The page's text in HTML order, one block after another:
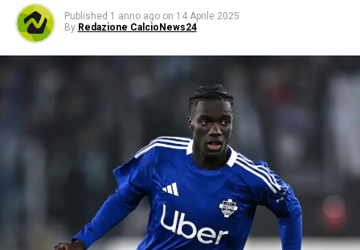
Published 1 anno ago on 14 Aprile 2025
By Redazione CalcioNews24